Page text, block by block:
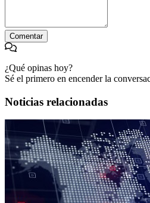
Comentar
¿Qué opinas hoy?
Sé el primero en encender la
Noticias relacionadas